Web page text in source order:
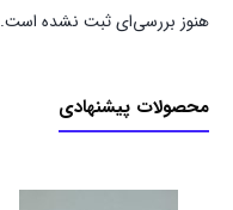
هنوز بررسی‌ای ثبت نشده است.
محصولات پیشنهادی